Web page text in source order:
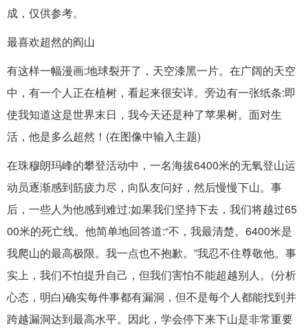
成，仅供参考。
最喜欢超然的阎山
有这样一幅漫画:地球裂开了，天空漆黑一片。在广阔的天空
中，有一个人正在植树，看起来很安详。旁边有一张纸条:即
使我知道这是世界末日，我今天还是种了苹果树。面对生
活，他是多么超然！(在图像中输入主题)
在珠穆朗玛峰的攀登活动中，一名海拔6400米的无氧登山运
动员逐渐感到筋疲力尽，向队友问好，然后慢慢下山。事
后，一些人为他感到难过:如果我们坚持下去，我们将越过65
00米的死亡线。他简单地回答道:“不，我最清楚。6400米是
我爬山的最高极限。我一点也不抱歉。”我忍不住尊敬他。事
实上，我们不怕提升自己，但我们害怕不能超越别人。(分析
心态，明白)确实每件事都有漏洞，但不是每个人都能找到并
跨越漏洞达到最高水平。因此，学会停下来下山是非常重要